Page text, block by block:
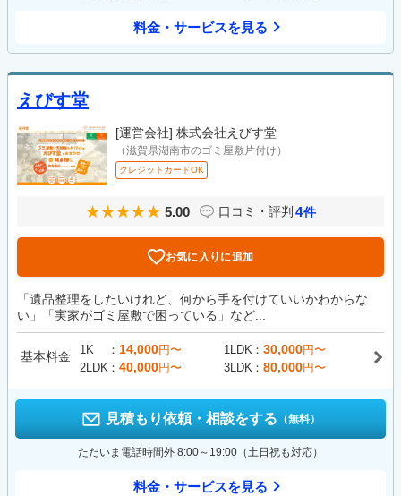
料金・サービスを見る
えびす堂
[運営会社] 株式会社えびす堂
（滋賀県湖南市のゴミ屋敷片付け）
クレジットカードOK
5.00 口コミ・評判 4件
お気に入りに追加
「遺品整理をしたいけれど、何から手を付けていいかわからな
い」「実家がゴミ屋敷で困っている」など...
基本料金 1K 14,000円〜 1LDK 30,000円〜
2LDK
40,000円〜 3LDK 80,000円〜
見積もり依頼・相談をする （無料）
ただいま電話時間外 8:00～19:00（土日祝も対応）
料金・サービスを見る